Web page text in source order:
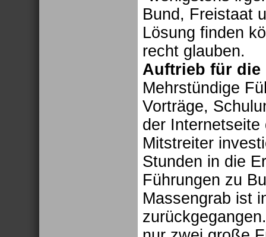
Bund, Freistaat
Lösung finden
recht glauben.
Auftrieb für
Mehrstündige
Vorträge,
der
Mitstreiter
Stunden in die
Führungen zu
Massengrab ist